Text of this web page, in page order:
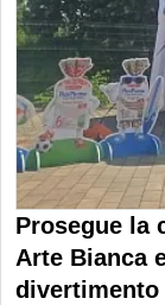
Prosegue la
Arte Bianca
divertimento